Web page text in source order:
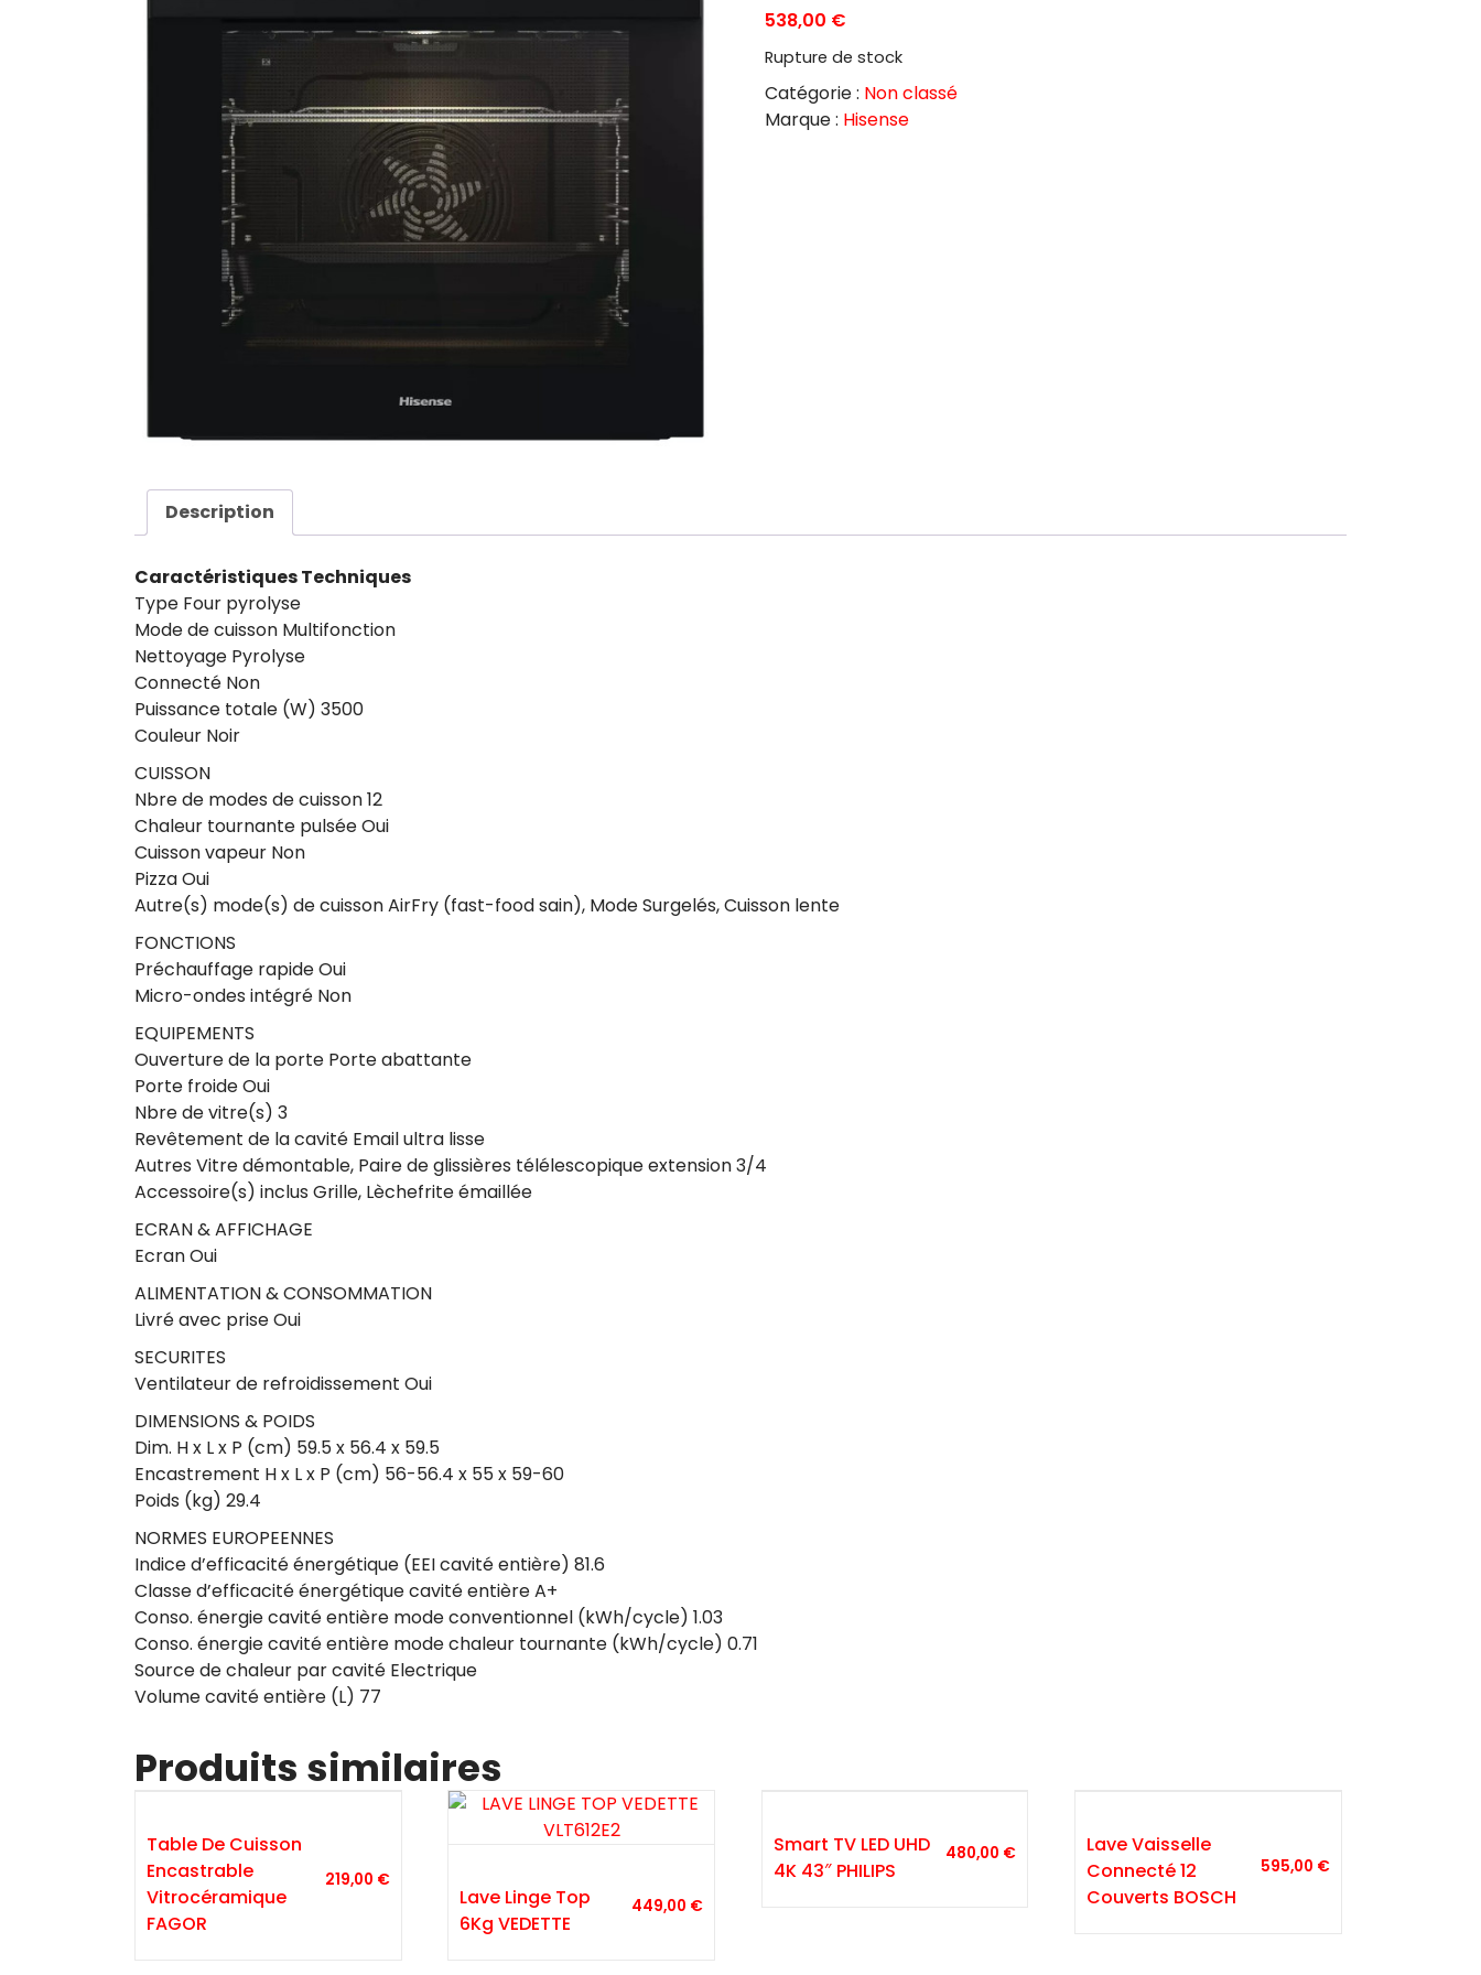
538,00 €
Rupture de stock
Catégorie : Non classé
Marque : Hisense
Description
Caractéristiques Techniques
Type Four pyrolyse
Mode de cuisson Multifonction
Nettoyage Pyrolyse
Connecté Non
Puissance totale (W) 3500
Couleur Noir
CUISSON
Nbre de modes de cuisson 12
Chaleur tournante pulsée Oui
Cuisson vapeur Non
Pizza Oui
Autre(s) mode(s) de cuisson AirFry (fast-food sain), Mode Surgelés, Cuisson lente
FONCTIONS
Préchauffage rapide Oui
Micro-ondes intégré Non
EQUIPEMENTS
Ouverture de la porte Porte abattante
Porte froide Oui
Nbre de vitre(s) 3
Revêtement de la cavité Email ultra lisse
Autres Vitre démontable, Paire de glissières télélescopique extension 3/4
Accessoire(s) inclus Grille, Lèchefrite émaillée
ECRAN & AFFICHAGE
Ecran Oui
ALIMENTATION & CONSOMMATION
Livré avec prise Oui
SECURITES
Ventilateur de refroidissement Oui
DIMENSIONS & POIDS
Dim. H x L x P (cm) 59.5 x 56.4 x 59.5
Encastrement H x L x P (cm) 56-56.4 x 55 x 59-60
Poids (kg) 29.4
NORMES EUROPEENNES
Indice d’efficacité énergétique (EEI cavité entière) 81.6
Classe d’efficacité énergétique cavité entière A+
Conso. énergie cavité entière mode conventionnel (kWh/cycle) 1.03
Conso. énergie cavité entière mode chaleur tournante (kWh/cycle) 0.71
Source de chaleur par cavité Electrique
Volume cavité entière (L) 77
Produits similaires
Table De Cuisson
Encastrable
Vitrocéramique
FAGOR
219,00 €
Lave Linge Top
6Kg VEDETTE
449,00 €
Smart TV LED UHD
4K 43″ PHILIPS
480,00 €
Lave Vaisselle
Connecté 12
Couverts BOSCH
595,00 €